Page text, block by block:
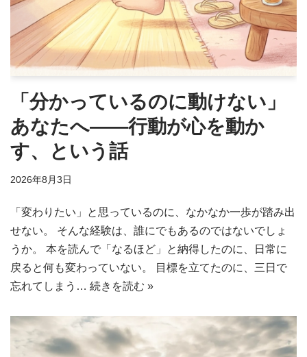
「分かっているのに動けない」
あなたへ——行動が心を動か
す、という話
2026年8月3日
「変わりたい」と思っているのに、なかなか一歩が踏み出
せない。 そんな経験は、誰にでもあるのではないでしょ
うか。 本を読んで「なるほど」と納得したのに、日常に
戻ると何も変わっていない。 目標を立てたのに、三日で
忘れてしまう… 続きを読む »